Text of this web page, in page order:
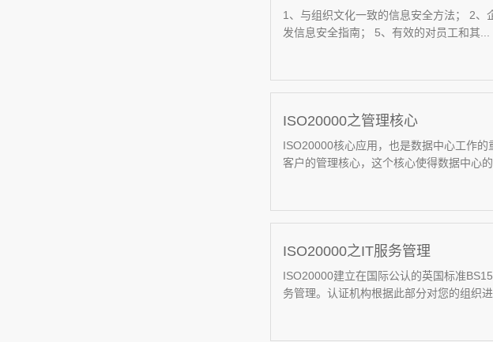
1、与组织文化一致的信息安全方法； 2
发信息安全指南； 5、有效的对员工和其...
ISO20000之管理核心
ISO20000核心应用，也是数据中心工作
客户的管理核心，这个核心使得数据中心的
ISO20000之IT服务管理
ISO20000建立在国际公认的英国标准
务管理。认证机构根据此部分对您的组织进